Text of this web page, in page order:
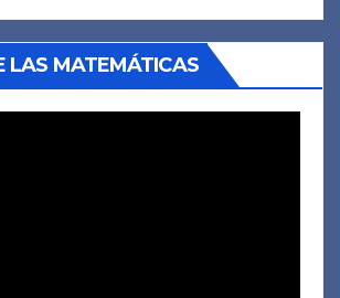
LAS MATEMÁTICAS